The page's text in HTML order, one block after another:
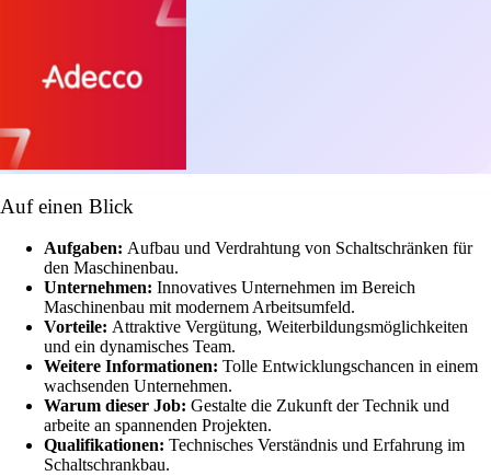
Auf einen Blick
Aufgaben: Aufbau und Verdrahtung von Schaltschränken für
den Maschinenbau.
Unternehmen: Innovatives Unternehmen im Bereich
Maschinenbau mit modernem Arbeitsumfeld.
Vorteile: Attraktive Vergütung, Weiterbildungsmöglichkeiten
und ein dynamisches Team.
Weitere Informationen: Tolle Entwicklungschancen in einem
wachsenden Unternehmen.
Warum dieser Job: Gestalte die Zukunft der Technik und
arbeite an spannenden Projekten.
Qualifikationen: Technisches Verständnis und Erfahrung im
Schaltschrankbau.